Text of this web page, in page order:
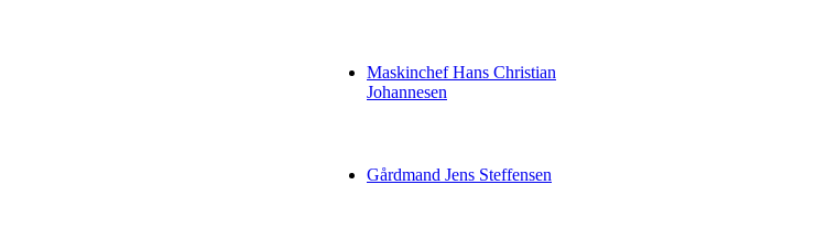
Maskinchef Hans Christian
Johannesen
Gårdmand Jens Steffensen